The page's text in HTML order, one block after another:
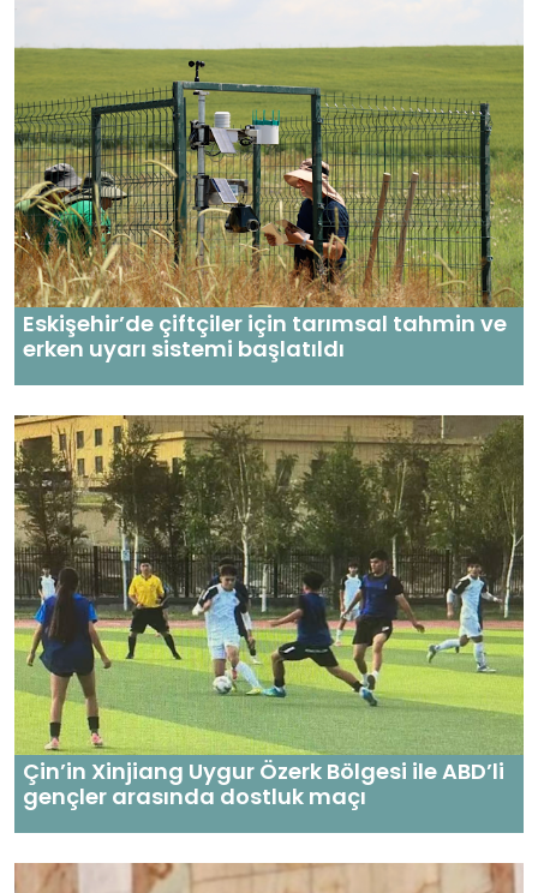
Eskişehir’de çiftçiler için tarımsal tahmin ve
erken uyarı sistemi başlatıldı
Çin’in Xinjiang Uygur Özerk Bölgesi ile ABD’li
gençler arasında dostluk maçı